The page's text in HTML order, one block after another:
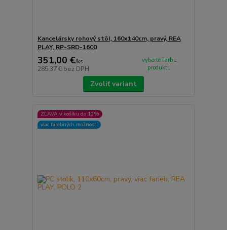
Kancelársky rohový stôl, 160x140cm, pravý, REA
PLAY, RP-SRD-1600
351,00 €/ks
285,37 € bez DPH
vyberte farbu
produktu
Zvoliť variant
ZĽAVA v košíku do 10%
viac farebných možností